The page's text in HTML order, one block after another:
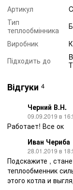
Артикул
Тип
теплообмінника
Виробник
Підходить до
Відгуки 4
Черний В.Н.
09.09.2019 в
Работает! Все ок
Иван Чериба
28.01.2019 в
Подскажите ,
теплообменник
этого котла и